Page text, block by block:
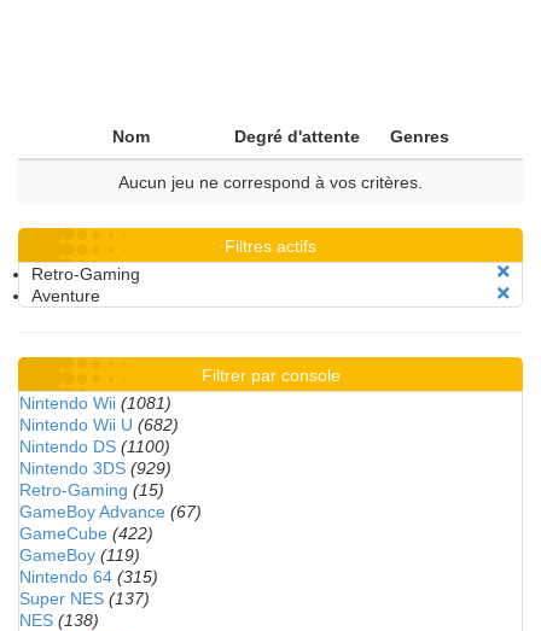
Nom Degré d'attente Genres
Aucun jeu ne correspond à vos critères.
Filtres actifs
Retro-Gaming
Aventure
Filtrer par console
Nintendo Wii (1081)
Nintendo Wii U (682)
Nintendo DS (1100)
Nintendo 3DS (929)
Retro-Gaming (15)
GameBoy Advance (67)
GameCube (422)
GameBoy (119)
Nintendo 64 (315)
Super NES (137)
NES (138)